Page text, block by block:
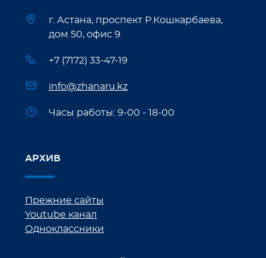
г. Астана, проспект Р.Кошкарбаева,
дом 50, офис 9
+7 (7172) 33-47-19
info@zhanaru.kz
Часы работы: 9-00 - 18-00
АРХИВ
Прежние сайты
Youtube канал
Одноклассники